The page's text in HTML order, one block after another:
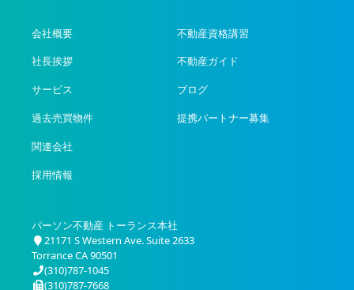
会社概要
社長挨拶
サービス
過去売買物件
関連会社
採用情報
不動産資格講習
不動産ガイド
ブログ
提携パートナー募集
パーソン不動産 トーランス本社
21171 S Western Ave. Suite 2633
Torrance CA 90501
(310)787-1045
(310)787-7668